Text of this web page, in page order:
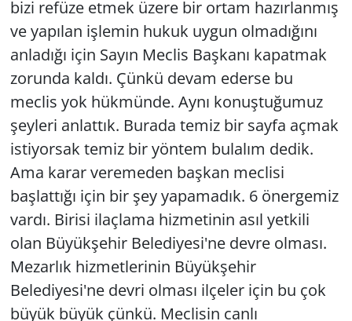
bizi refüze etmek üzere bir ortam hazırlanmış
ve yapılan işlemin hukuk uygun olmadığını
anladığı için Sayın Meclis Başkanı kapatmak
zorunda kaldı. Çünkü devam ederse bu
meclis yok hükmünde. Aynı konuştuğumuz
şeyleri anlattık. Burada temiz bir sayfa açmak
istiyorsak temiz bir yöntem bulalım dedik.
Ama karar veremeden başkan meclisi
başlattığı için bir şey yapamadık. 6 önergemiz
vardı. Birisi ilaçlama hizmetinin asıl yetkili
olan Büyükşehir Belediyesi'ne devre olması.
Mezarlık hizmetlerinin Büyükşehir
Belediyesi'ne devri olması ilçeler için bu çok
büyük büyük çünkü. Meclisin canlı